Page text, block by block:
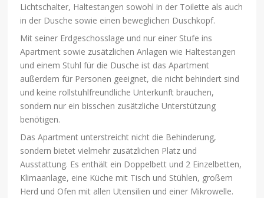
Lichtschalter, Haltestangen sowohl in der Toilette als auch
in der Dusche sowie einen beweglichen Duschkopf.
Mit seiner Erdgeschosslage und nur einer Stufe ins
Apartment sowie zusätzlichen Anlagen wie Haltestangen
und einem Stuhl für die Dusche ist das Apartment
außerdem für Personen geeignet, die nicht behindert sind
und keine rollstuhlfreundliche Unterkunft brauchen,
sondern nur ein bisschen zusätzliche Unterstützung
benötigen.
Das Apartment unterstreicht nicht die Behinderung,
sondern bietet vielmehr zusätzlichen Platz und
Ausstattung. Es enthält ein Doppelbett und 2 Einzelbetten,
Klimaanlage, eine Küche mit Tisch und Stühlen, großem
Herd und Ofen mit allen Utensilien und einer Mikrowelle.